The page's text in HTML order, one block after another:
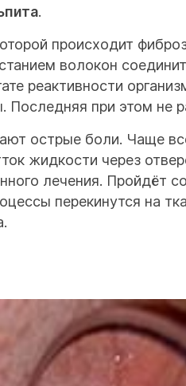
.
происходит
волокон
реактивности
при этом не
острые боли. Чаще
жидкости через
лечения. Пройдёт
перекинутся на